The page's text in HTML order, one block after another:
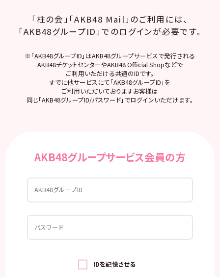
「柱の会」「AKB48 Mail」のご利用には、
「AKB48グループID」でのログインが必要です。
※「AKB48グループID」はAKB48グループサービスで発行される
AKB48チケットセンターやAKB48 Official Shopなどで
ご利用いただける共通のIDです。
すでに他サービスにて「AKB48グループID」を
ご利用いただいておりますお客様は
同じ「AKB48グループID/パスワード」でログインいただけます。
AKB48グループサービス会員の方
IDを記憶させる